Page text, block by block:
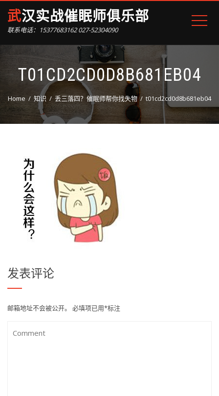
武汉实战催眠师俱乐部
联系电话：15377683162 027-52304090
T01CD2CD0D8B681EB04
Home 知识 丢三落四？催眠师帮你找失物 t01cd2cd0d8b681eb04
发表评论
邮箱地址不会被公开。 必填项已用*标注